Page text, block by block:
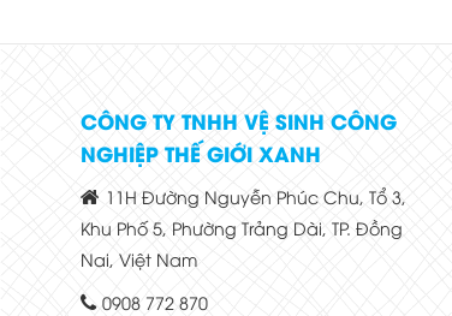
CÔNG TY TNHH VỆ SINH CÔNG
NGHIỆP THẾ GIỚI XANH
11H Đường Nguyễn Phúc Chu, Tổ 3,
Khu Phố 5, Phường Trảng Dài, TP. Đồng
Nai, Việt Nam
0908 772 870